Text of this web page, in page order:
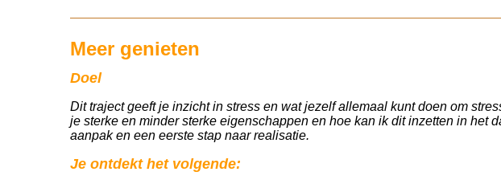
Meer genieten
Doel
Dit traject geeft je inzicht in stress en wat jezelf allemaal kunt doen om
je sterke en minder sterke eigenschappen en hoe kan ik dit inzetten in het
aanpak en een eerste stap naar realisatie.
Je ontdekt het volgende: